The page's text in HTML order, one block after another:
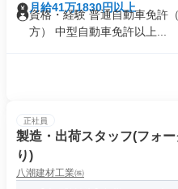
月給41万1830円以上
資格・経験 普通自動車免許
方） 中型自動車免許以上...
正社員
製造・出荷スタッフ(フォ
り)
八潮建材工業㈱